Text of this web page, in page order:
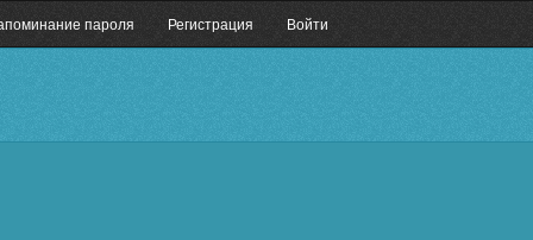
пароля Регистрация Войти